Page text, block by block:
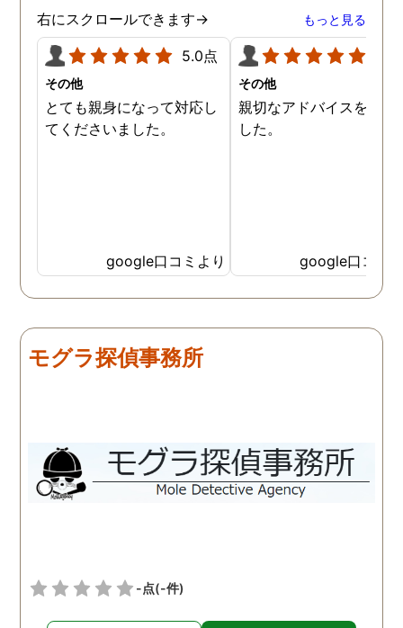
ていただきます。ありがと
うございました。
右にスクロールできます→ もっと見る
5.0点
その他
とても親身になって対応し
てくださいました。
google口コミより
その他
親切なアドバイスを頂き
した。
google口コミ
モグラ探偵事務所
-点(-件)